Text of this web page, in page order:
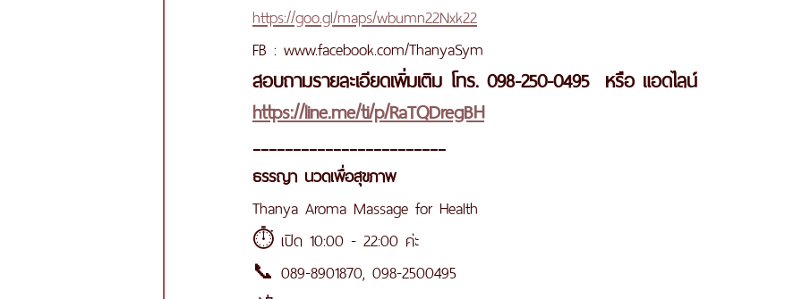
https://goo.gl/maps/wbumn22Nxk22
FB : www.facebook.com/ThanyaSym
สอบถามรายละเอียดเพิ่มเติม โทร. 098-250-0495  หรือ แอดไลน์
https://line.me/ti/p/RaTQDregBH
________________________
ธรรญา นวดเพื่อสุขภาพ
Thanya Aroma Massage for Health
⏱ เปิด 10:00 - 22:00 ค่ะ
📞 089-8901870, 098-2500495